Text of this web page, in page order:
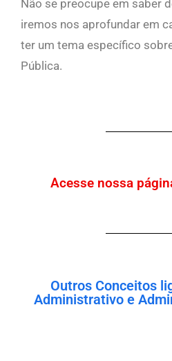
Não se preocupe em saber
iremos nos aprofundar em
ter um tema específico
Pública.
Acesse nossa
Outros Conceitos
Administrativo e